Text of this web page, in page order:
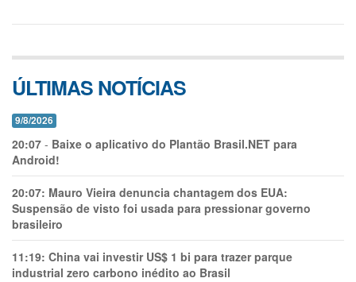
ÚLTIMAS NOTÍCIAS
9/8/2026
20:07 - Baixe o aplicativo do Plantão Brasil.NET para
Android!
20:07: Mauro Vieira denuncia chantagem dos EUA:
Suspensão de visto foi usada para pressionar governo
brasileiro
11:19: China vai investir US$ 1 bi para trazer parque
industrial zero carbono inédito ao Brasil